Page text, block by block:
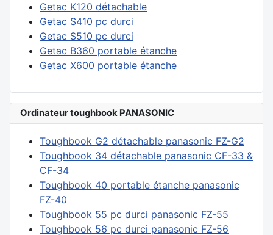
Getac K120 détachable
Getac S410 pc durci
Getac S510 pc durci
Getac B360 portable étanche
Getac X600 portable étanche
Ordinateur toughbook PANASONIC
Toughbook G2 détachable panasonic FZ-G2
Toughbook 34 détachable panasonic CF-33 &
CF-34
Toughbook 40 portable étanche panasonic
FZ-40
Toughbook 55 pc durci panasonic FZ-55
Toughbook 56 pc durci panasonic FZ-56